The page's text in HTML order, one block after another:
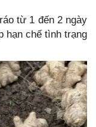
từ 1 đến 2 ngày
hạn chế tình trạng